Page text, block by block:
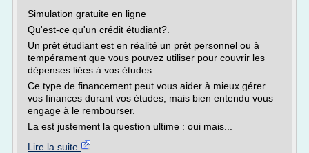
Simulation gratuite en ligne
Qu'est-ce qu'un crédit étudiant?.
Un prêt étudiant est en réalité un prêt personnel ou à
tempérament que vous pouvez utiliser pour couvrir les
dépenses liées à vos études.
Ce type de financement peut vous aider à mieux gérer
vos finances durant vos études, mais bien entendu vous
engage à le rembourser.
La est justement la question ultime : oui mais...
Lire la suite